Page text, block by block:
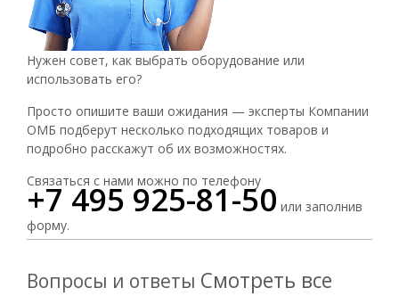
Нужен совет, как выбрать оборудование или
использовать его?
Просто опишите ваши ожидания — эксперты Компании
ОМБ подберут несколько подходящих товаров и
подробно расскажут об их возможностях.
Связаться с нами можно по телефону
+7 495 925-81-50 или заполнив
форму.
Вопросы и ответы Смотреть все